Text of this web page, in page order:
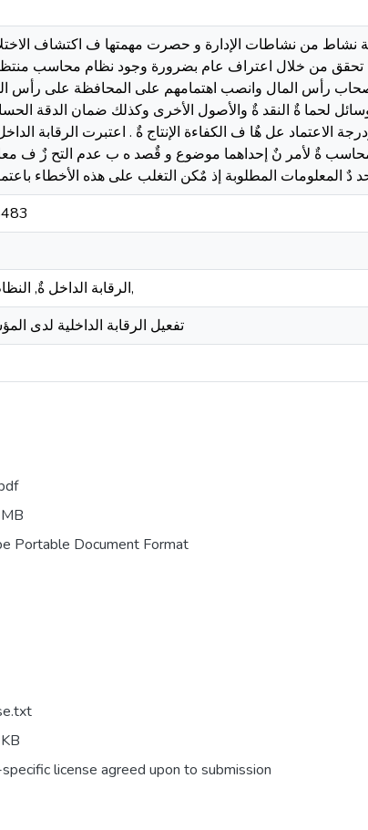
نشاط من نشاطات الإدارة و حصرت مهمتها ف اكتشاف
تحقق من خلال اعتراف عام بضرورة وجود نظام محاسب
رأس المال وانصب اهتمامهم على المحافظة على رأس
لحما ةٌ النقد ةٌ والأصول الأخرى وكذلك ضمان الدقة
الاعتماد عل هٌا ف الكفاءة الإنتاج ةٌ . اعتبرت الرقابة
ةٌ لأمر نٌ إحداهما موضوع و قٌصد ه ب عدم التح زٌ ف
دٌ المعلومات المطلوبة إذ مٌكن التغلب على هذه الأخطاء
الرقابة الداخل ةٌ, النظام المحاسب المال ,ً المإسسة الاقتصاد ةٌ, نظام المعلومات,
تفعيل الرقابة الداخلية لدى
Portable Document Format
license agreed upon to submission